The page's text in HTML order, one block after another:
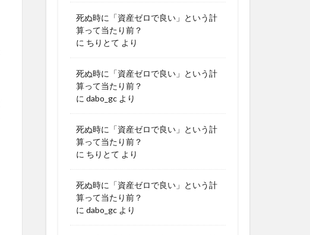
死ぬ時に「資産ゼロで良い」という計
算って当たり前？
に ちりとて より
死ぬ時に「資産ゼロで良い」という計
算って当たり前？
に dabo_gc より
死ぬ時に「資産ゼロで良い」という計
算って当たり前？
に ちりとて より
死ぬ時に「資産ゼロで良い」という計
算って当たり前？
に dabo_gc より